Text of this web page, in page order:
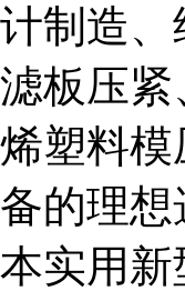
制造
板压
塑料
的理想
实用